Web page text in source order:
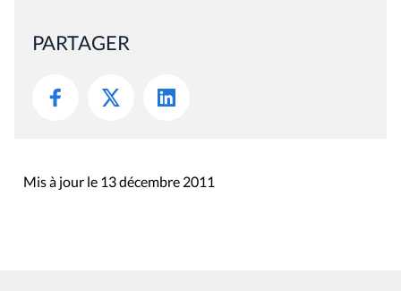
PARTAGER
Mis à jour le 13 décembre 2011